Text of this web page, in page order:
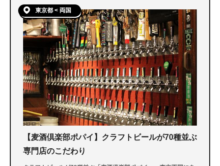
東京都 < 両国
【麦酒倶楽部ポパイ】クラフトビールが70種並ぶ
専門店のこだわり